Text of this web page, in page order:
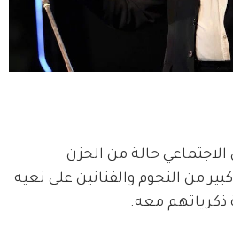
حالة من الحزن
من النجوم والفنانين على نعيه
ذكرياتهم معه.